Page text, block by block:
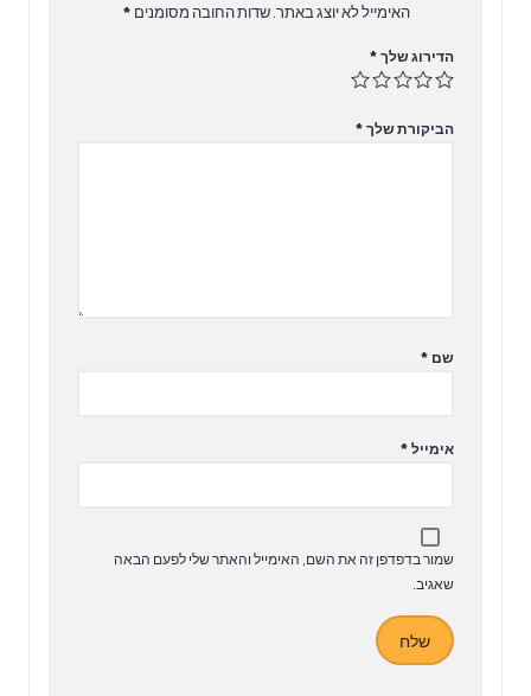
האימייל לא יוצג באתר. שדות החובה מסומנים *
הדירוג שלך *
הביקורת שלך *
שם *
אימייל *
שמור בדפדפן זה את השם, האימייל והאתר שלי לפעם הבאה
שאגיב.